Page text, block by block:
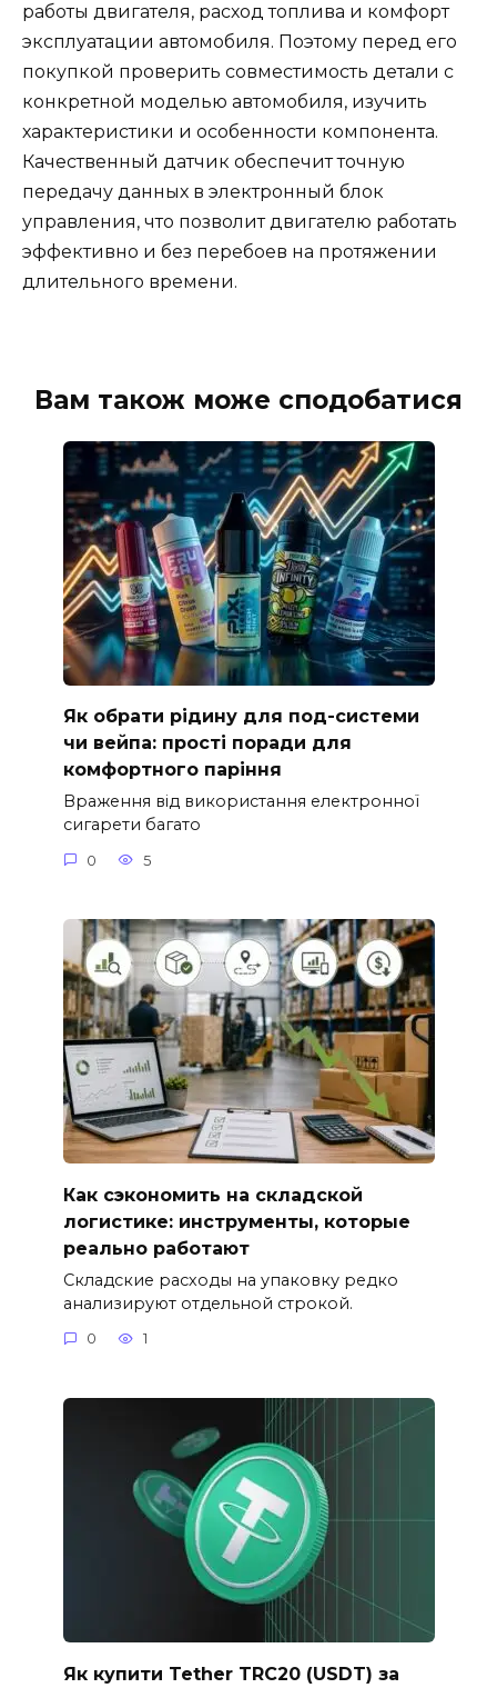
работы двигателя, расход топлива и комфорт
эксплуатации автомобиля. Поэтому перед его
покупкой проверить совместимость детали с
конкретной моделью автомобиля, изучить
характеристики и особенности компонента.
Качественный датчик обеспечит точную
передачу данных в электронный блок
управления, что позволит двигателю работать
эффективно и без перебоев на протяжении
длительного времени.
Вам також може сподобатися
Як обрати рідину для под-системи
чи вейпа: прості поради для
комфортного паріння
Враження від використання електронної
сигарети багато
0 5
Как сэкономить на складской
логистике: инструменты, которые
реально работают
Складские расходы на упаковку редко
анализируют отдельной строкой.
0 1
Як купити Tether TRC20 (USDT) за